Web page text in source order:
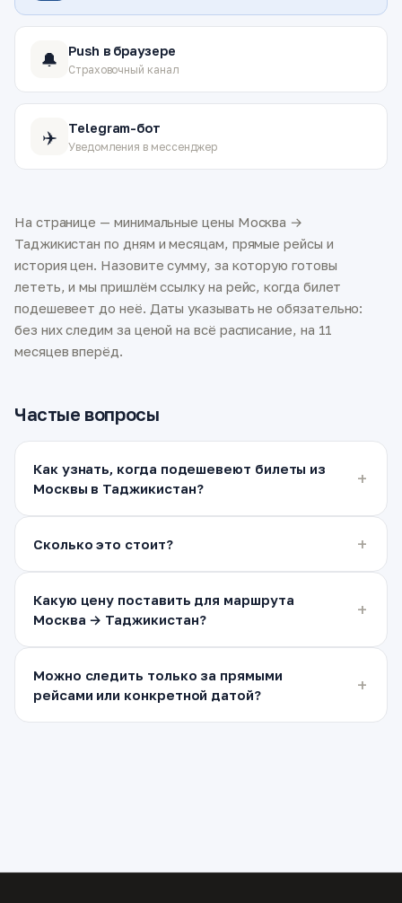
🔔 Push в браузере
Страховочный канал
✈️ Telegram-бот
Уведомления в мессенджер
На странице — минимальные цены Москва →
Таджикистан по дням и месяцам, прямые рейсы и
история цен. Назовите сумму, за которую готовы
лететь, и мы пришлём ссылку на рейс, когда билет
подешевеет до неё. Даты указывать не обязательно:
без них следим за ценой на всё расписание, на 11
месяцев вперёд.
Частые вопросы
Как узнать, когда подешевеют билеты из
Москвы в Таджикистан?
Сколько это стоит?
Какую цену поставить для маршрута
Москва → Таджикистан?
Можно следить только за прямыми
рейсами или конкретной датой?